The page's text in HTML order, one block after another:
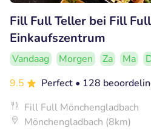
Fill Full Teller bei Fill
Einkaufszentrum
Vandaag Morgen Za Ma
9.5
Perfect • 128
Fill Full Mönchengladbach
Mönchengladbach (8km)